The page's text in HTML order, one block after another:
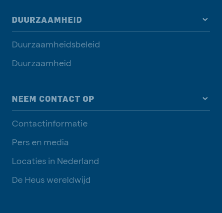
DUURZAAMHEID
Duurzaamheidsbeleid
Duurzaamheid
NEEM CONTACT OP
Contactinformatie
Pers en media
Locaties in Nederland
De Heus wereldwijd